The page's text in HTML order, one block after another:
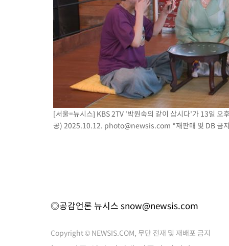
[서울=뉴시스] KBS 2TV '박원숙의 같이 삽시다'가 13일
공) 2025.10.12. photo@newsis.com *재판매 및 DB 금
◎공감언론 뉴시스 snow@newsis.com
Copyright © NEWSIS.COM, 무단 전재 및 재배포 금지